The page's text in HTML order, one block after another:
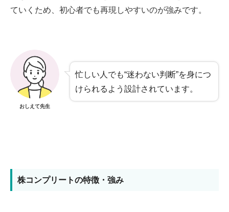
ていくため、初心者でも再現しやすいのが強みです。
おしえて先生
忙しい人でも“迷わない判断”を身につ
けられるよう設計されています。
株コンプリートの特徴・強み